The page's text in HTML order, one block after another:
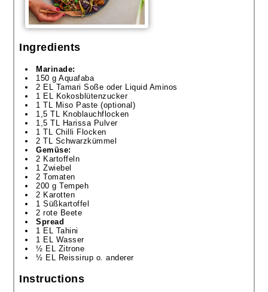
Ingredients
Marinade:
150 g Aquafaba
2 EL Tamari Soße oder Liquid Aminos
1 EL Kokosblütenzucker
1 TL Miso Paste (optional)
1,5 TL Knoblauchflocken
1,5 TL Harissa Pulver
1 TL Chilli Flocken
2 TL Schwarzkümmel
Gemüse:
2 Kartoffeln
1 Zwiebel
2 Tomaten
200 g Tempeh
2 Karotten
1 Süßkartoffel
2 rote Beete
Spread
1 EL Tahini
1 EL Wasser
½ EL Zitrone
½ EL Reissirup o. anderer
Instructions